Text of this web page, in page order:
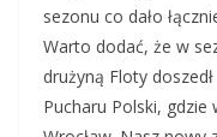
sezonu co dało
Warto dodać, że w
drużyną Floty
Pucharu Polski, gdzie